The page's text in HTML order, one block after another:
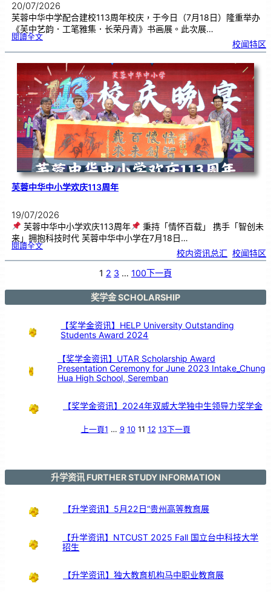
20/07/2026
芙蓉中华中学配合建校113周年校庆，于今日（7月18日）隆重举办
《芙中艺韵．工笔雅集．长荣丹青》书画展。此次展…
閱讀全文:《
艺
．
工
笔
雅
集
．
长
荣
丹
青
》
书
画
展
开
幕
校闻特区
芙蓉中华中小学欢庆113周年
19/07/2026
芙蓉中华中小学欢庆113周年
秉持「情怀百载」 携手「智创未
来」拥抱科技时代 芙蓉中华中小学在7月18日…
閱讀全文:芙
华
1
年
校内资讯总汇 校闻特区
1 2 3 … 100 下一頁
奖学金 SCHOLARSHIP
【奖学金资讯】HELP University Outstanding
Students Award 2024
【奖学金资讯】UTAR Scholarship Award
Presentation Ceremony for June 2023 Intake_Chung
Hua High School, Seremban
【奖学金资讯】2024年双威大学独中生领导力奖学金
上一頁1 … 9 10 11 12 13下一頁
升学资讯 FURTHER STUDY INFORMATION
【升学资讯】5月22日“贵州高等教育展
【升学资讯】NTCUST 2025 Fall 国立台中科技大学
招生
【升学资讯】独大教育机构马中职业教育展